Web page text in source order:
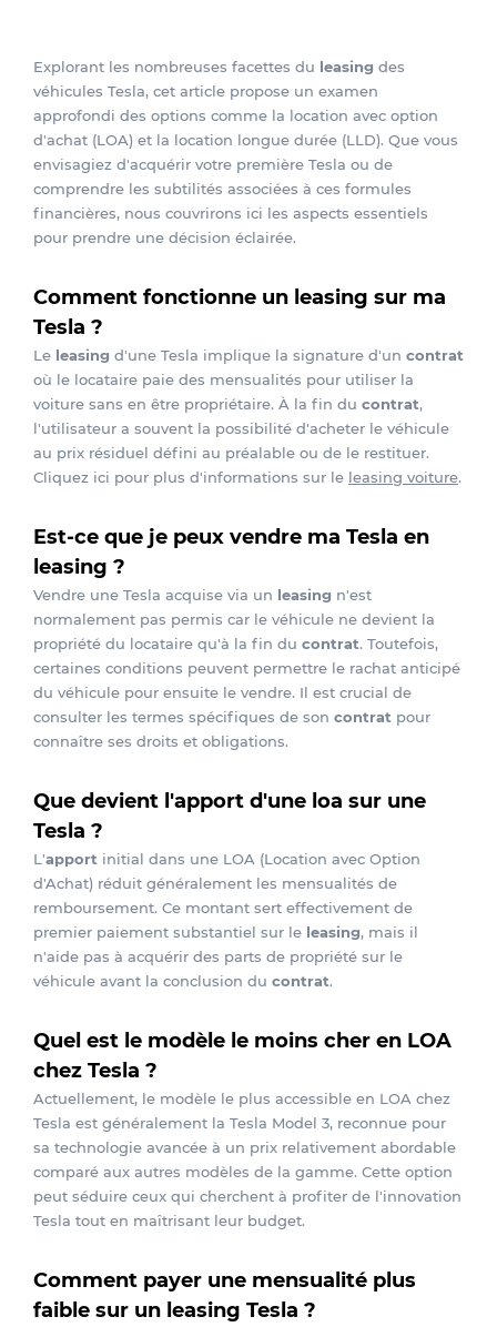
Explorant les nombreuses facettes du leasing des
véhicules Tesla, cet article propose un examen
approfondi des options comme la location avec option
d'achat (LOA) et la location longue durée (LLD). Que vous
envisagiez d'acquérir votre première Tesla ou de
comprendre les subtilités associées à ces formules
financières, nous couvrirons ici les aspects essentiels
pour prendre une décision éclairée.
Comment fonctionne un leasing sur ma
Tesla ?
Le leasing d'une Tesla implique la signature d'un contrat
où le locataire paie des mensualités pour utiliser la
voiture sans en être propriétaire. À la fin du contrat,
l'utilisateur a souvent la possibilité d'acheter le véhicule
au prix résiduel défini au préalable ou de le restituer.
Cliquez ici pour plus d'informations sur le leasing voiture.
Est-ce que je peux vendre ma Tesla en
leasing ?
Vendre une Tesla acquise via un leasing n'est
normalement pas permis car le véhicule ne devient la
propriété du locataire qu'à la fin du contrat. Toutefois,
certaines conditions peuvent permettre le rachat anticipé
du véhicule pour ensuite le vendre. Il est crucial de
consulter les termes spécifiques de son contrat pour
connaître ses droits et obligations.
Que devient l'apport d'une loa sur une
Tesla ?
L'apport initial dans une LOA (Location avec Option
d'Achat) réduit généralement les mensualités de
remboursement. Ce montant sert effectivement de
premier paiement substantiel sur le leasing, mais il
n'aide pas à acquérir des parts de propriété sur le
véhicule avant la conclusion du contrat.
Quel est le modèle le moins cher en LOA
chez Tesla ?
Actuellement, le modèle le plus accessible en LOA chez
Tesla est généralement la Tesla Model 3, reconnue pour
sa technologie avancée à un prix relativement abordable
comparé aux autres modèles de la gamme. Cette option
peut séduire ceux qui cherchent à profiter de l'innovation
Tesla tout en maîtrisant leur budget.
Comment payer une mensualité plus
faible sur un leasing Tesla ?